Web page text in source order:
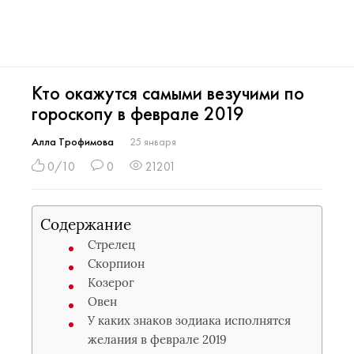
Кто окажутся самыми везучими по
гороскопу в феврале 2019
Алла Трофимова 25 января
0/10 0 21201
Содержание
Стрелец
Скорпион
Козерог
Овен
У каких знаков зодиака исполнятся
желания в феврале 2019